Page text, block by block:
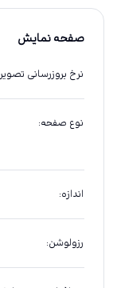
صفحه نمایش
نرخ بروزرسانی تصویر
نوع صفحه:
اندازه:
رزولوشن: